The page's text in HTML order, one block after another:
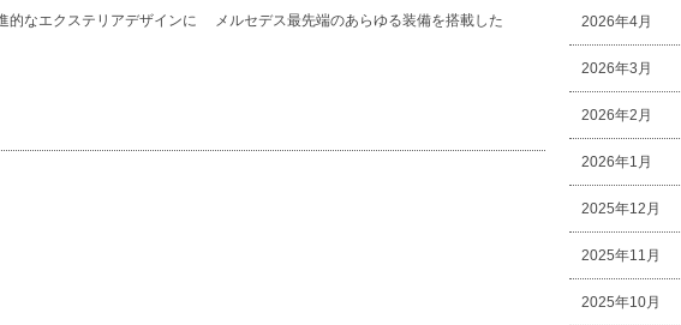
エクステリアデザインに メルセデス最先端のあらゆる装備を搭載した
2026年4月
2026年3月
2026年2月
2026年1月
2025年12月
2025年11月
2025年10月